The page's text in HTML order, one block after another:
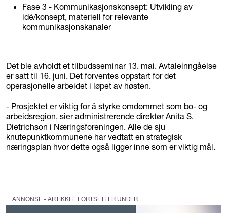
Fase 3 - Kommunikasjonskonsept: Utvikling av
idé/konsept, materiell for relevante
kommunikasjonskanaler
Det ble avholdt et tilbudsseminar 13. mai. Avtaleinngåelse
er satt til 16. juni. Det forventes oppstart for det
operasjonelle arbeidet i løpet av høsten.
- Prosjektet er viktig for å styrke omdømmet som bo- og
arbeidsregion, sier administrerende direktør Anita S.
Dietrichson i Næringsforeningen. Alle de sju
knutepunktkommunene har vedtatt en strategisk
næringsplan hvor dette også ligger inne som er viktig mål.
ANNONSE - ARTIKKEL FORTSETTER UNDER